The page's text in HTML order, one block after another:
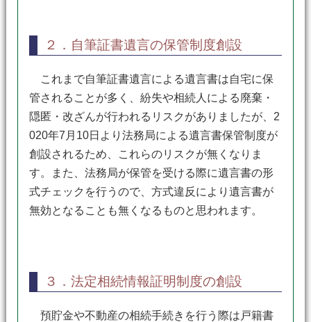
２．自筆証書遺言の保管制度創設
これまで自筆証書遺言による遺言書は自宅に保
管されることが多く、紛失や相続人による廃棄・
隠匿・改ざんが行われるリスクがありましたが、2
020年7月10日より法務局による遺言書保管制度が
創設されるため、これらのリスクが無くなりま
す。また、法務局が保管を受ける際に遺言書の形
式チェックを行うので、方式違反により遺言書が
無効となることも無くなるものと思われます。
３．法定相続情報証明制度の創設
預貯金や不動産の相続手続きを行う際は戸籍書